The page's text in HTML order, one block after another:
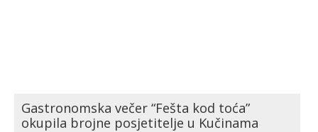
Gastronomska večer “Fešta kod toća”
okupila brojne posjetitelje u Kučinama